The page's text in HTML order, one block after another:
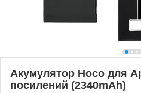
Акумулятор Hoco для
посилений (2340mAh)